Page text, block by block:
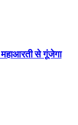
से गूंजेगा